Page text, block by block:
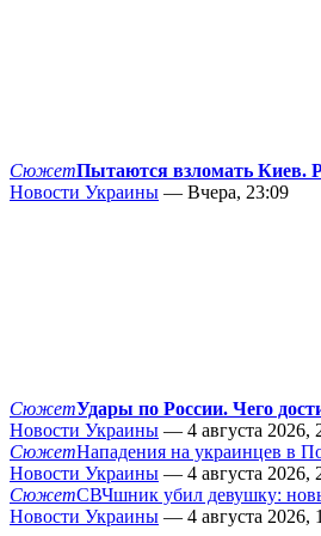
СюжетПытаются взломать Киев.
Новости Украины — Вчера, 23:09
СюжетУдары по России. Чего
Новости Украины — 4 августа 2026,
СюжетНападения на украинцев в
Новости Украины — 4 августа 2026,
СюжетСВЧшник убил девушку:
Новости Украины — 4 августа 2026,